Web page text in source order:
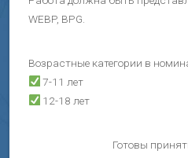
WEBP, BPG.
Возрастные категории в
7-11 лет
12-18 лет
Готовы